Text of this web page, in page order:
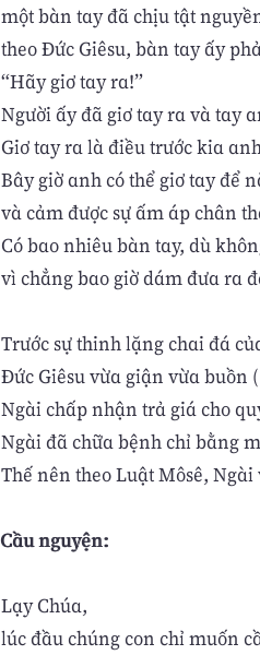
một bàn tay đã chịu tật
theo Đức Giêsu, bàn tay ấy
“Hãy giơ tay ra!”
Người ấy đã giơ tay ra và tay
Giơ tay ra là điều trước kia
Bây giờ anh có thể giơ tay để
và cảm được sự ấm áp chân
Có bao nhiêu bàn tay, dù
vì chẳng bao giờ dám đưa ra
Trước sự thinh lặng chai đá
Đức Giêsu vừa giận vừa buồn
Ngài chấp nhận trả giá cho
Ngài đã chữa bệnh chỉ bằng
Thế nên theo Luật Môsê,
Cầu nguyện:
Lạy Chúa,
lúc đầu chúng con chỉ muốn